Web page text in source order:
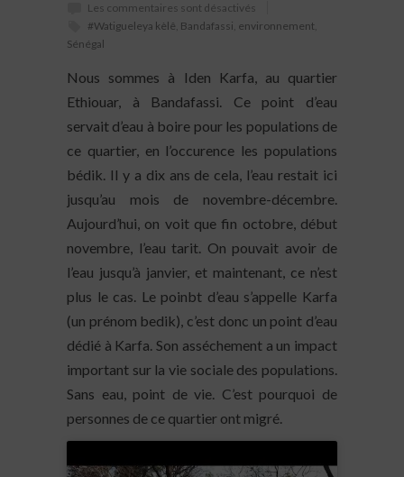
Les commentaires sont désactivés
#Watigueleya kèlê Bandafassi environnement
Sénégal
Nous sommes à Iden Karfa, au quartier
Ethiouar, à Bandafassi. Ce point d’eau
servait d’eau à boire pour les populations de
ce quartier, en l’occurence les populations
bédik. Il y a dix ans de cela, l’eau restait ici
jusqu’au mois de novembre-décembre.
Aujourd’hui, on voit que fin octobre, début
novembre, l’eau tarit. On pouvait avoir de
l’eau jusqu’à janvier, et maintenant, ce n’est
plus le cas. Le poinbt d’eau s’appelle Karfa
(un prénom bedik), c’est donc un point d’eau
dédié à Karfa. Son asséchement a un impact
important sur la vie sociale des populations.
Sans eau, point de vie. C’est pourquoi de
personnes de ce quartier ont migré.